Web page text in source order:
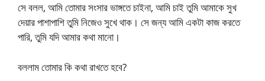
সে বলল, আমি তোমার সংসার ভাঙ্গতে চাইনা, আমি চাই তুমি আমাকে সুখ
দেয়ার পাশাপাশি তুমি নিজেও সুখে থাক। সে জন্য আমি একটা কাজ করতে
পারি, তুমি যদি আমার কথা মানো।
বললাম তোমার কি কথা রাখতে হবে?